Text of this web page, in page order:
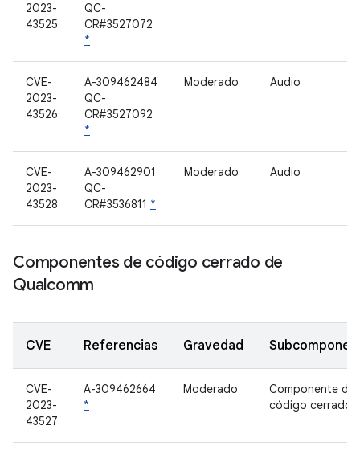
2023-
43525
QC-
CR#3527072
*
CVE-
2023-
43526
A-309462484
QC-
CR#3527092
*
Moderado Audio
CVE-
2023-
43528
A-309462901
QC-
CR#3536811 *
Moderado Audio
Componentes de código cerrado de
Qualcomm
CVE Referencias Gravedad
CVE-
2023-
43527
A-309462664
*
Moderado
Componente de
código cerrado